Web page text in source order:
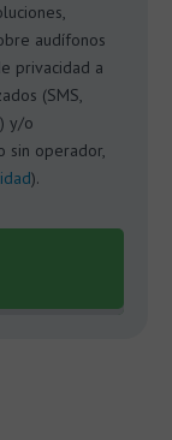
audífonos
privacidad a
(SMS,
y/o
sin operador,
).